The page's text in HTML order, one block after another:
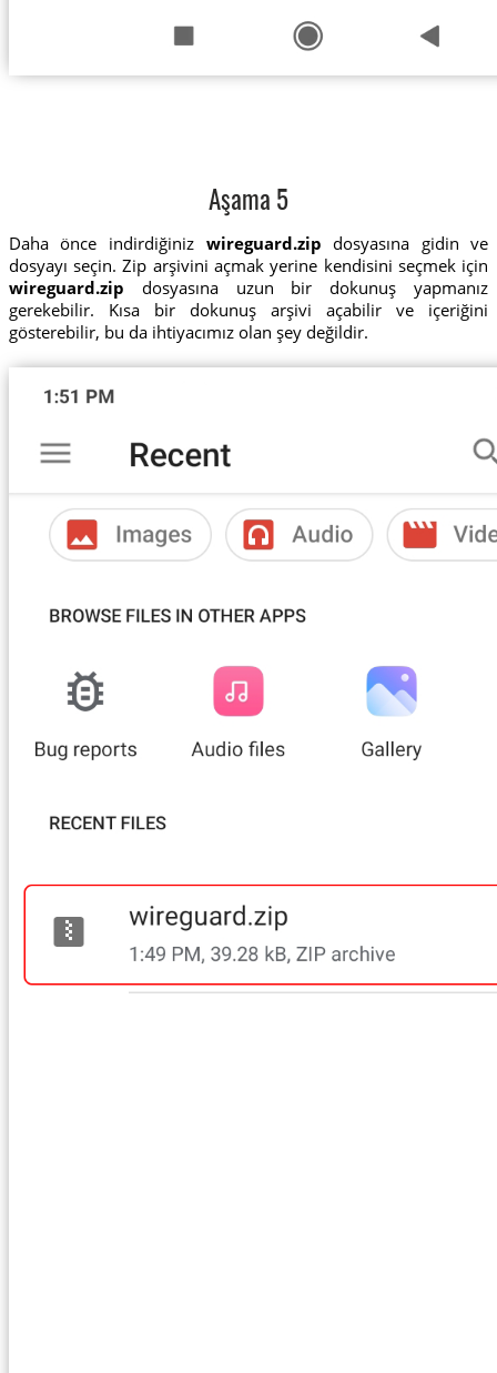
Aşama 5
Daha önce indirdiğiniz wireguard.zip dosyasına gidin ve
dosyayı seçin. Zip arşivini açmak yerine kendisini seçmek için
wireguard.zip dosyasına uzun bir dokunuş yapmanız
gerekebilir. Kısa bir dokunuş arşivi açabilir ve içeriğini
gösterebilir, bu da ihtiyacımız olan şey değildir.